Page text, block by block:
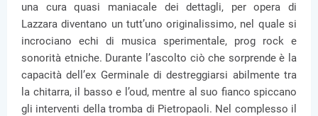
una cura quasi maniacale dei dettagli, per opera di
Lazzara diventano un tutt’uno originalissimo, nel quale si
incrociano echi di musica sperimentale, prog rock e
sonorità etniche. Durante l’ascolto ciò che sorprende è la
capacità dell’ex Germinale di destreggiarsi abilmente tra
la chitarra, il basso e l’oud, mentre al suo fianco spiccano
gli interventi della tromba di Pietropaoli. Nel complesso il